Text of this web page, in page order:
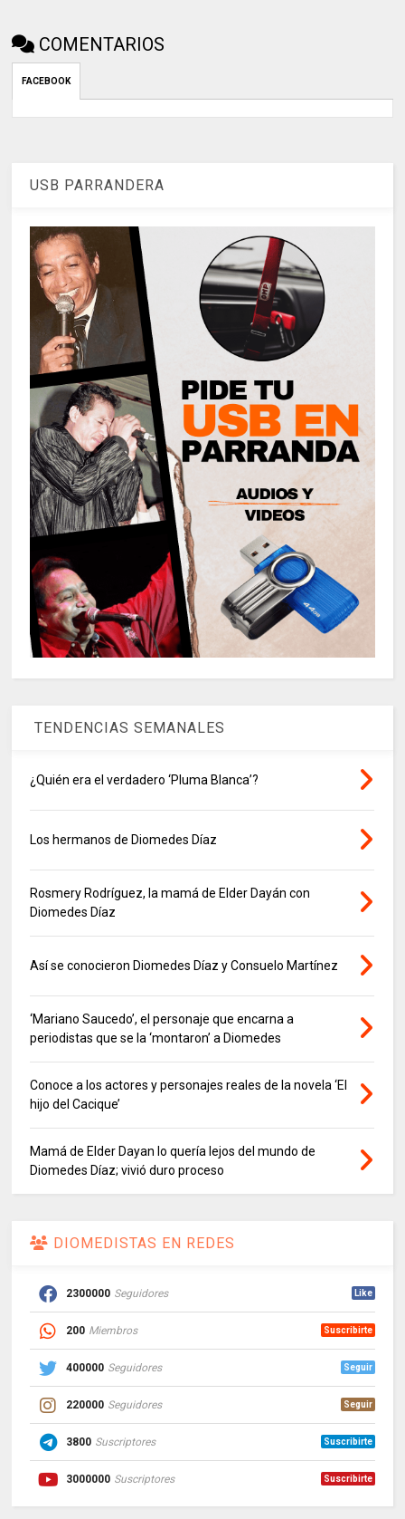
COMENTARIOS
FACEBOOK
USB PARRANDERA
TENDENCIAS SEMANALES
¿Quién era el verdadero ‘Pluma Blanca’?
Los hermanos de Diomedes Díaz
Rosmery Rodríguez, la mamá de Elder Dayán con
Diomedes Díaz
Así se conocieron Diomedes Díaz y Consuelo Martínez
‘Mariano Saucedo’, el personaje que encarna a
periodistas que se la ‘montaron’ a Diomedes
Conoce a los actores y personajes reales de la novela ‘El
hijo del Cacique’
Mamá de Elder Dayan lo quería lejos del mundo de
Diomedes Díaz; vivió duro proceso
DIOMEDISTAS EN REDES
2300000 Seguidores Like
200 Miembros Suscribirte
400000 Seguidores Seguir
220000 Seguidores Seguir
3800 Suscriptores Suscribirte
3000000 Suscriptores Suscribirte